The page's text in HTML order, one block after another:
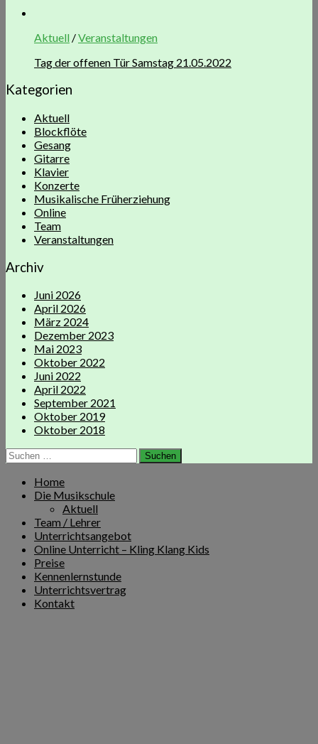
Aktuell /Veranstaltungen
Tag der offenen Tür Samstag 21.05.2022
Kategorien
Aktuell
Blockflöte
Gesang
Gitarre
Klavier
Konzerte
Musikalische Früherziehung
Online
Team
Veranstaltungen
Archiv
Juni 2026
April 2026
März 2024
Dezember 2023
Mai 2023
Oktober 2022
Juni 2022
April 2022
September 2021
Oktober 2019
Oktober 2018
Suchen
nach:
Home
Die Musikschule
Aktuell
Team / Lehrer
Unterrichtsangebot
Online Unterricht – Kling Klang Kids
Preise
Kennenlernstunde
Unterrichtsvertrag
Kontakt